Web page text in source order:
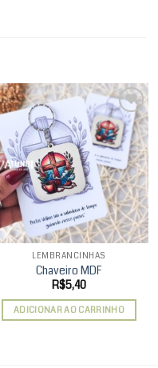
Add to
wishlist
LEMBRANCINHAS
Chaveiro MDF
R$5,40
ADICIONAR AO CARRINHO